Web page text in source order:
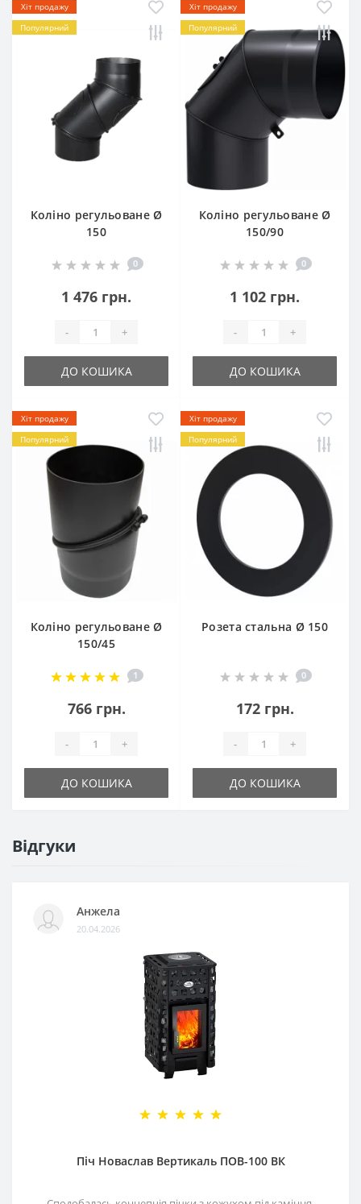
Хіт продажу
Популярний
Коліно регульоване Ø
150
0
1 476 грн.
- +
ДО КОШИКА
Хіт продажу
Популярний
Коліно регульоване Ø
150/90
0
1 102 грн.
- +
ДО КОШИКА
Хіт продажу
Популярний
Коліно регульоване Ø
150/45
1
766 грн.
- +
ДО КОШИКА
Хіт продажу
Популярний
Розета стальна Ø 150
0
172 грн.
- +
ДО КОШИКА
Відгуки
Анжела
20.04.2026
Піч Новаслав Вертикаль ПОВ-100 ВК